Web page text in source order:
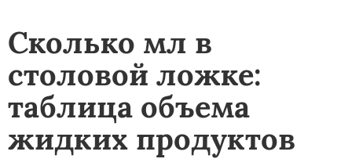
Сколько мл в
столовой ложке:
таблица объема
жидких продуктов